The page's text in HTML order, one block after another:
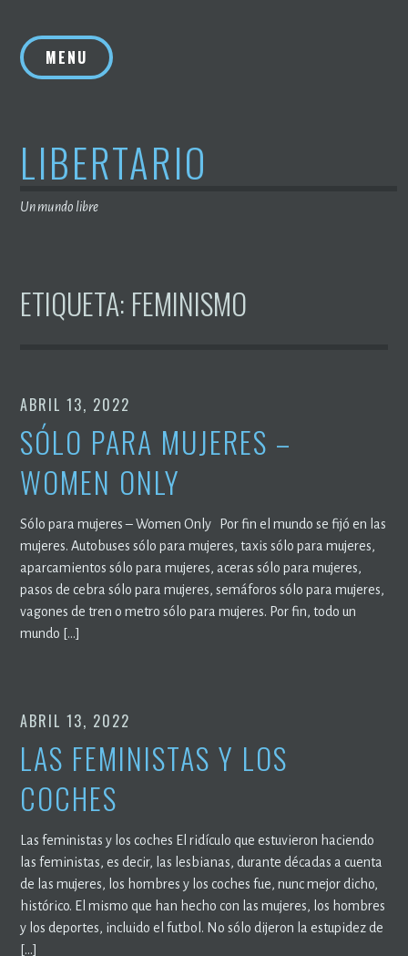
contenido
MENU
LIBERTARIO
Un mundo libre
ETIQUETA: FEMINISMO
ABRIL 13, 2022
SÓLO PARA MUJERES –
WOMEN ONLY
Sólo para mujeres – Women Only Por fin el mundo se fijó en las
mujeres. Autobuses sólo para mujeres, taxis sólo para mujeres,
aparcamientos sólo para mujeres, aceras sólo para mujeres,
pasos de cebra sólo para mujeres, semáforos sólo para mujeres,
vagones de tren o metro sólo para mujeres. Por fin, todo un
mundo […]
ABRIL 13, 2022
LAS FEMINISTAS Y LOS
COCHES
Las feministas y los coches El ridículo que estuvieron haciendo
las feministas, es decir, las lesbianas, durante décadas a cuenta
de las mujeres, los hombres y los coches fue, nunc mejor dicho,
histórico. El mismo que han hecho con las mujeres, los hombres
y los deportes, incluido el futbol. No sólo dijeron la estupidez de
[…]